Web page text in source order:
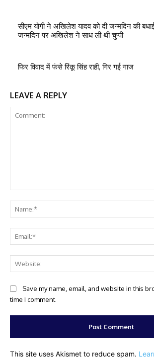
सीएम योगी ने अखिलेश यादव को दी जन्मदिन की
जन्मदिन पर अखिलेश ने साध ली थी चुप्पी
फिर विवाद में फंसे रिंकू सिंह राही, गिर गई गाज
LEAVE A REPLY
Save my name, email, and website in this
time I comment.
This site uses Akismet to reduce spam.